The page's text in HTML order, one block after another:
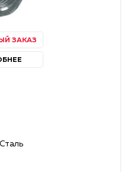
ЗАКАЗ